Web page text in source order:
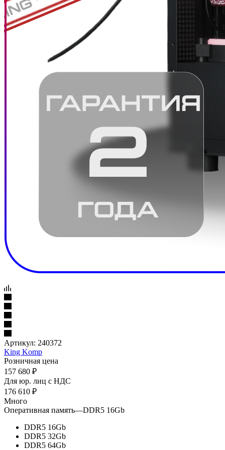
Артикул: 240372
King Komp
Розничная цена
157 680 ₽
Для юр. лиц c НДС
176 610 ₽
Много
Оперативная память—DDR5 16Gb
DDR5 16Gb
DDR5 32Gb
DDR5 64Gb